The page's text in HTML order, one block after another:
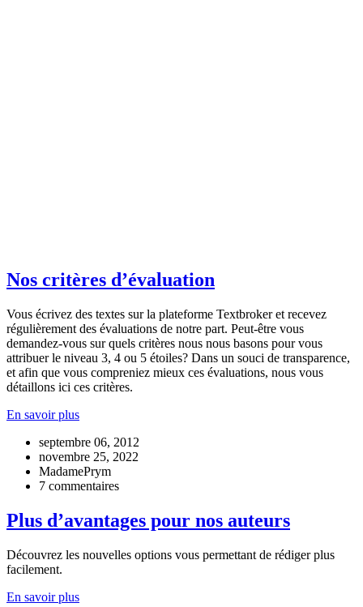
Nos critères d’évaluation
Vous écrivez des textes sur la plateforme Textbroker et recevez
régulièrement des évaluations de notre part. Peut-être vous
demandez-vous sur quels critères nous nous basons pour vous
attribuer le niveau 3, 4 ou 5 étoiles? Dans un souci de transparence,
et afin que vous compreniez mieux ces évaluations, nous vous
détaillons ici ces critères.
En savoir plus
septembre 06, 2012
novembre 25, 2022
MadamePrym
7 commentaires
Plus d’avantages pour nos auteurs
Découvrez les nouvelles options vous permettant de rédiger plus
facilement.
En savoir plus